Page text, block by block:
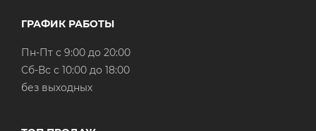
ГРАФИК РАБОТЫ
Пн-Пт с 9:00 до 20:00
Cб-Вс с 10:00 до 18:00
без выходных